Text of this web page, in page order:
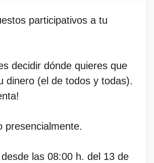
participativos a tu
decidir dónde quieres que
dinero (el de todos y todas).
presencialmente.
las 08:00 h. del 13 de